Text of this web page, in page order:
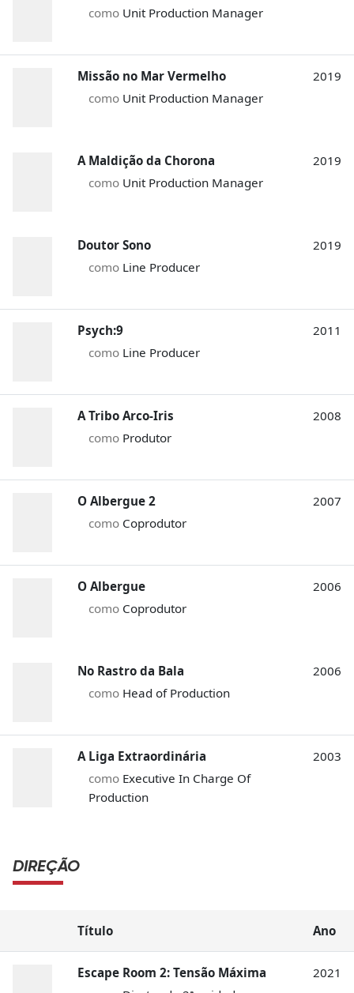
como Unit Production Manager
Missão no Mar Vermelho
como Unit Production Manager
2019
A Maldição da Chorona
como Unit Production Manager
2019
Doutor Sono
como Line Producer
2019
Psych:9
como Line Producer
2011
A Tribo Arco-Iris
como Produtor
2008
O Albergue 2
como Coprodutor
2007
O Albergue
como Coprodutor
2006
No Rastro da Bala
como Head of Production
2006
A Liga Extraordinária
como Executive In Charge Of
Production
2003
DIREÇÃO
Título Ano
Escape Room 2: Tensão Máxima
2021